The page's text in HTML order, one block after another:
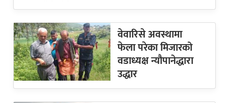
वेवारिसे अवस्थामा
फेला परेका मिजारको
वडाध्यक्ष न्यौपानेद्धारा
उद्धार